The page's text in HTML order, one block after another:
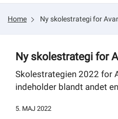
Politik
Tsunami
Home Ny skolestrategi for
Ny skolestrategi for
Skolestrategien 2022 for
indeholder blandt andet
5. MAJ 2022